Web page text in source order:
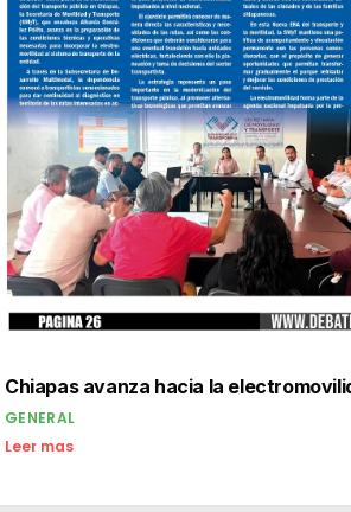
Chiapas avanza hacia la
GENERAL
Leer mas